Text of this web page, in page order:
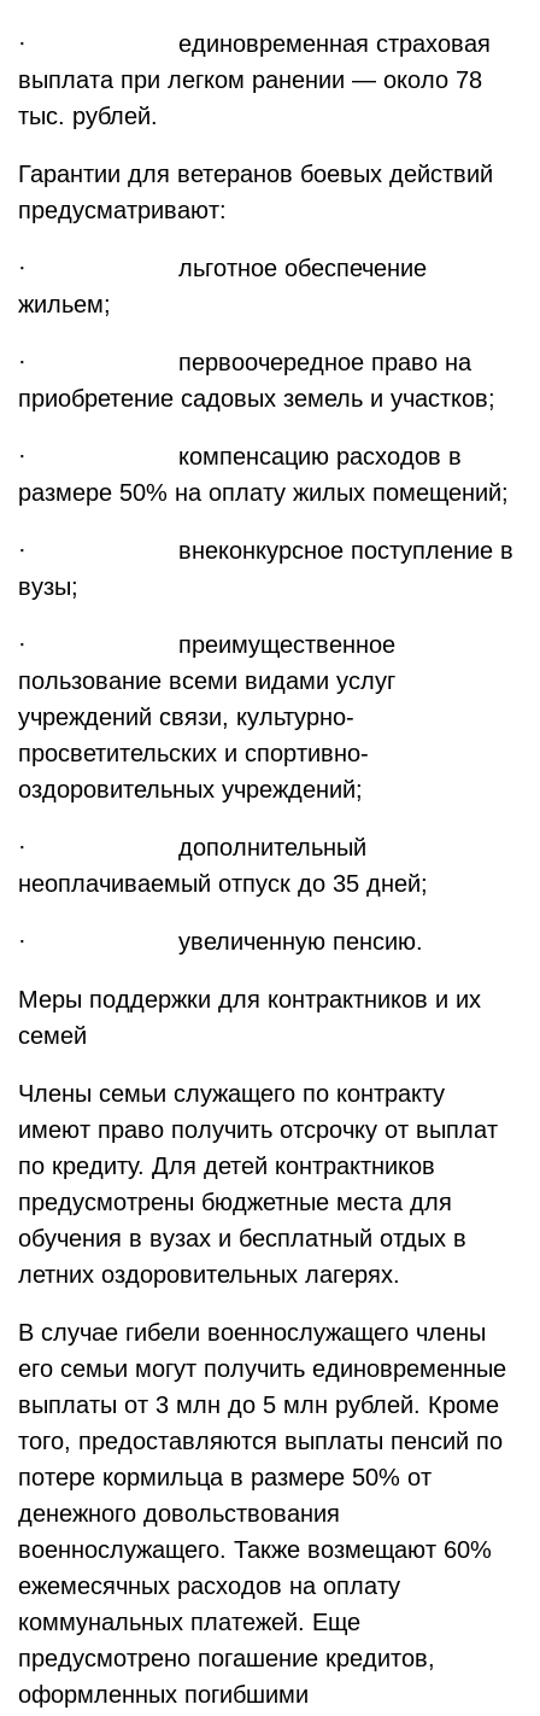
· единовременная страховая
выплата при легком ранении — около 78
тыс. рублей.
Гарантии для ветеранов боевых действий
предусматривают:
· льготное обеспечение
жильем;
· первоочередное право на
приобретение садовых земель и участков;
· компенсацию расходов в
размере 50% на оплату жилых помещений;
· внеконкурсное поступление в
вузы;
· преимущественное
пользование всеми видами услуг
учреждений связи, культурно-
просветительских и спортивно-
оздоровительных учреждений;
· дополнительный
неоплачиваемый отпуск до 35 дней;
· увеличенную пенсию.
Меры поддержки для контрактников и их
семей
Члены семьи служащего по контракту
имеют право получить отсрочку от выплат
по кредиту. Для детей контрактников
предусмотрены бюджетные места для
обучения в вузах и бесплатный отдых в
летних оздоровительных лагерях.
В случае гибели военнослужащего члены
его семьи могут получить единовременные
выплаты от 3 млн до 5 млн рублей. Кроме
того, предоставляются выплаты пенсий по
потере кормильца в размере 50% от
денежного довольствования
военнослужащего. Также возмещают 60%
ежемесячных расходов на оплату
коммунальных платежей. Еще
предусмотрено погашение кредитов,
оформленных погибшими